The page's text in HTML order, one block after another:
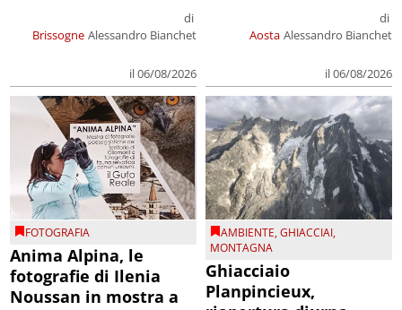
Brissogne
di
Alessandro Bianchet
il 06/08/2026
Aosta
di
Alessandro Bianchet
il 06/08/2026
FOTOGRAFIA
Anima Alpina, le
fotografie di Ilenia
Noussan in mostra a
AMBIENTE,GHIACCIAI,
MONTAGNA
Ghiacciaio
Planpincieux,